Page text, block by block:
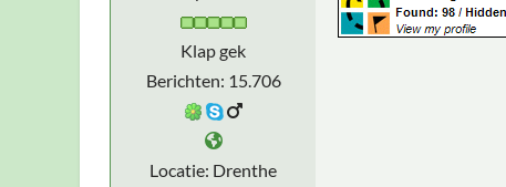
Klap gek
Berichten: 15.706
Locatie: Drenthe